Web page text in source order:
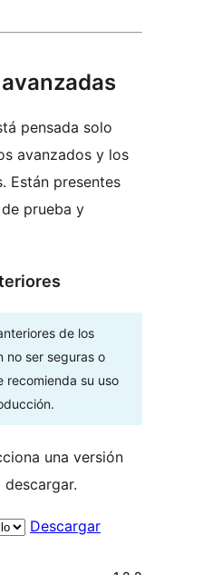
pensada solo
avanzados y los
Están presentes
prueba y
de los
no ser seguras o
recomienda su uso
una versión
Descargar